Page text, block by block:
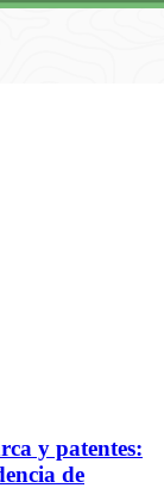
y patentes:
de